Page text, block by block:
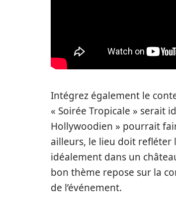
Intégrez également le
« Soirée Tropicale » serait
Hollywoodien » pourrait
ailleurs, le lieu doit refléter
idéalement dans un
bon thème repose sur la
de l’événement.